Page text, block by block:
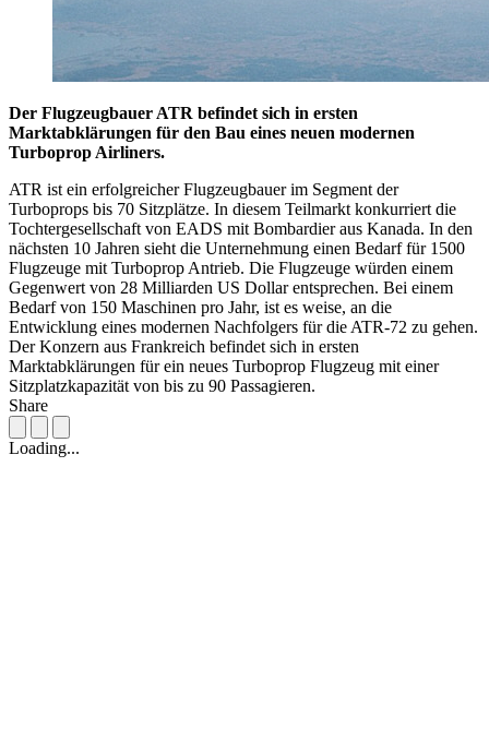
Der Flugzeugbauer ATR befindet sich in ersten
Marktabklärungen für den Bau eines neuen modernen
Turboprop Airliners.
ATR ist ein erfolgreicher Flugzeugbauer im Segment der
Turboprops bis 70 Sitzplätze. In diesem Teilmarkt konkurriert die
Tochtergesellschaft von EADS mit Bombardier aus Kanada. In den
nächsten 10 Jahren sieht die Unternehmung einen Bedarf für 1500
Flugzeuge mit Turboprop Antrieb. Die Flugzeuge würden einem
Gegenwert von 28 Milliarden US Dollar entsprechen. Bei einem
Bedarf von 150 Maschinen pro Jahr, ist es weise, an die
Entwicklung eines modernen Nachfolgers für die ATR-72 zu gehen.
Der Konzern aus Frankreich befindet sich in ersten
Marktabklärungen für ein neues Turboprop Flugzeug mit einer
Sitzplatzkapazität von bis zu 90 Passagieren.
Share
Loading...